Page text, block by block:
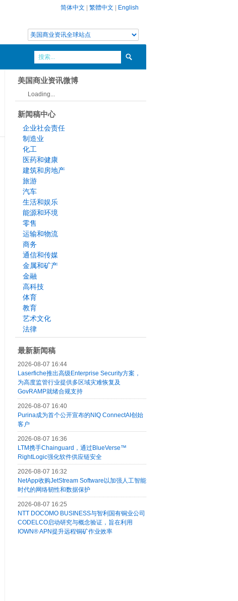
简体中文 繁體中文 English
美国商业资讯微博
Loading...
新闻稿中心
企业社会责任
制造业
化工
医药和健康
建筑和房地产
旅游
汽车
生活和娱乐
能源和环境
零售
运输和物流
商务
通信和传媒
金属和矿产
金融
高科技
体育
教育
艺术文化
法律
最新新闻稿
2026-08-07 16:44
Laserfiche推出高级Enterprise Security方案，
为高度监管行业提供多区域灾难恢复及
GovRAMP就绪合规支持
2026-08-07 16:40
Purina成为首个公开宣布的NIQ ConnectAI创始
客户
2026-08-07 16:36
LTM携手Chainguard，通过BlueVerse™
RightLogic强化软件供应链安全
2026-08-07 16:32
NetApp收购JetStream Software以加强人工智能
时代的网络韧性和数据保护
2026-08-07 16:25
NTT DOCOMO BUSINESS与智利国有铜业公司
CODELCO启动研究与概念验证，旨在利用
IOWN® APN提升远程铜矿作业效率